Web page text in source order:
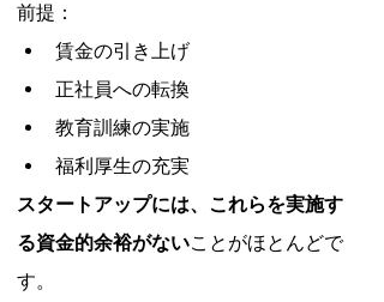
前提：
賃金の引き上げ
正社員への転換
教育訓練の実施
福利厚生の充実
スタートアップには、これらを実施す
る資金的余裕がないことがほとんどで
す。